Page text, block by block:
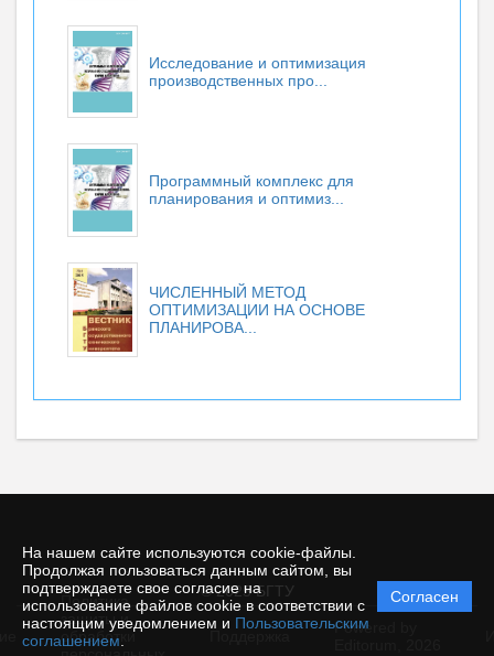
На нашем сайте используются cookie-файлы.
Продолжая пользоваться данным сайтом, вы
подтверждаете свое согласие на
использование файлов cookie в соответствии с
настоящим уведомлением и Пользовательским
соглашением
Согласен
Исследование и оптимизация
производственных про...
Программный комплекс для
планирования и оптимиз...
ЧИСЛЕННЫЙ МЕТОД
ОПТИМИЗАЦИИ НА ОСНОВЕ
ПЛАНИРОВА...
© 2025 БГТУ
Политика
защиты и
обработки
Powered by